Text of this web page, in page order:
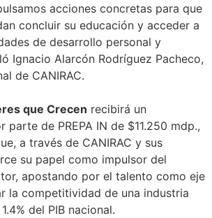
acciones concretas para que
concluir su educación y acceder a
de desarrollo personal y
Ignacio Alarcón Rodríguez Pacheco,
de CANIRAC.
que Crecen recibirá un
parte de PREPA IN de $11.250 mdp.,
a través de CANIRAC y sus
su papel como impulsor del
apostando por el talento como eje
la competitividad de una industria
del PIB nacional.